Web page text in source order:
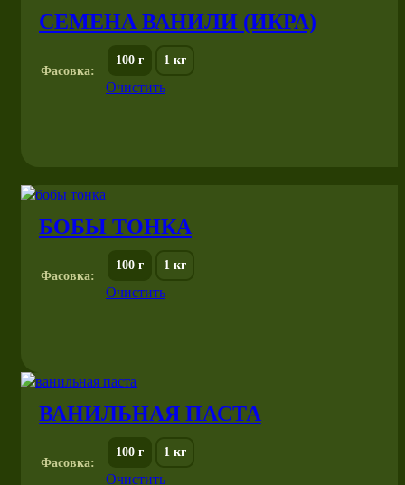
СЕМЕНА ВАНИЛИ (ИКРА)
Фасовка:
100 г 1 кг
Очистить
БОБЫ ТОНКА
Фасовка:
100 г 1 кг
Очистить
ВАНИЛЬНАЯ ПАСТА
Фасовка:
100 г 1 кг
Очистить